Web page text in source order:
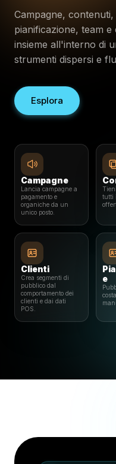
Campagne,
pianificazione, team
insieme all'interno di
strumenti dispersi e
Esplora
Campagne
Lancia campagne a
pagamento e
organiche da un
unico posto.
tutti
Clienti
Crea segmenti di
pubblico dal
comportamento dei
clienti e dai dati
POS.
e